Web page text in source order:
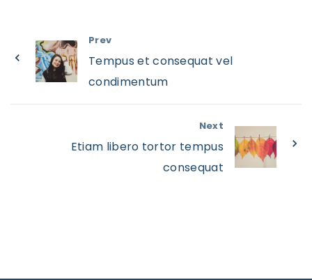
Prev
Tempus et consequat vel
condimentum
Next
Etiam libero tortor tempus
consequat